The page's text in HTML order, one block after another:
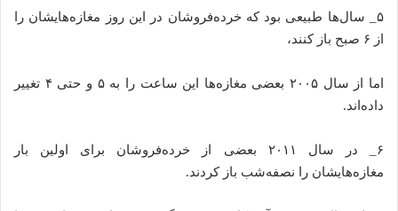
۵_ سال‌ها طبیعی بود که خرده‌فروشان در این روز مغازه‌هایشان را
از ۶ صبح باز کنند،
اما از سال ۲۰۰۵ بعضی مغازه‌ها این ساعت را به ۵ و حتی ۴ تغییر
داده‌اند.
۶_ در سال ۲۰۱۱ بعضی از خرده‌فروشان برای اولین بار
مغازه‌هایشان را نصفه‌شب باز کردند.